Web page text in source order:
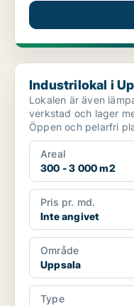
Industrilokal i Uppsala
Industrilokal i
Lokalen är även
verkstad och lager
Öppen och pelarfri
kontorsrum, omklä...
Areal
300 - 3 000 m2
Pris pr. md.
Inte angivet
Område
Uppsala
Type